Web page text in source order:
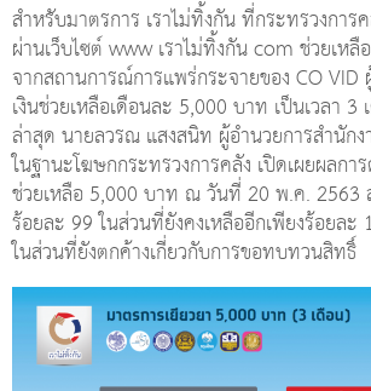
สำหรับมาตรการ เราไม่ทิ้งกัน ที่กระทรวงการ
ผ่านเว็บไซต์ www เราไม่ทิ้งกัน com ช่วยเห
จากสถานการณ์การแพร่กระจายของ CO VID
เงินช่วยเหลือเดือนละ 5,000 บาท เป็นเวลา
ล่าสุด นายลวรณ แสงสนิท ผู้อำนวยการสำนักง
ในฐานะโฆษกกระทรวงการคลัง เปิดเผยผลกา
ช่วยเหลือ 5,000 บาท ณ วันที่ 20 พ.ค. 2563
ร้อยละ 99 ในส่วนที่ยังคงเหลืออีกเพียงร้อยละ
ในส่วนที่ยังตกค้างเกี่ยวกับการขอทบทวนสิทธิ์